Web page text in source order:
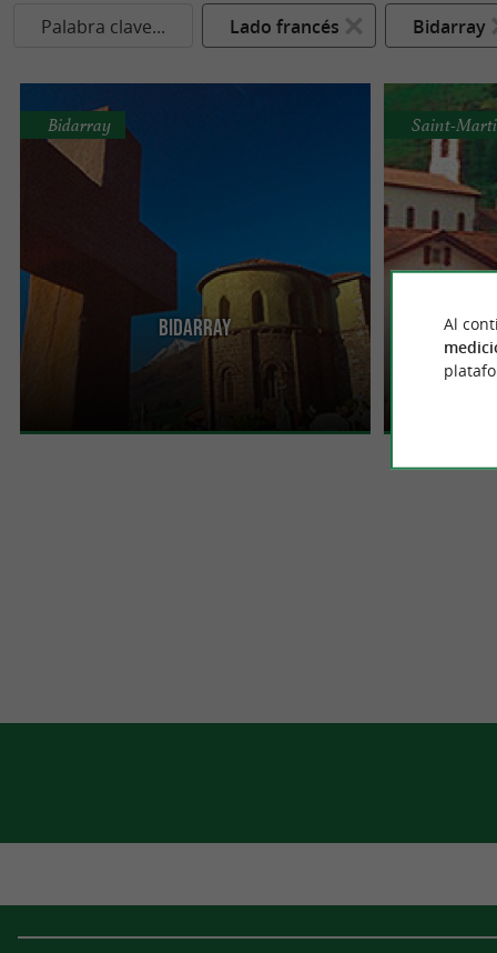
Palabra clave... Lado francés Bidarray
Bidarray
Bidarray
Desde la orilla del río donde se practican Rafting y
Piragüismo, el pueblo se extiende hasta la cima
Saint-
Antiguo
del Nive.
tradicionales
Al